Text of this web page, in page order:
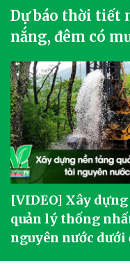
Dự báo thời tiết
nắng, đêm có
[VIDEO] Xây
quản lý thống
nguyên nước dưới